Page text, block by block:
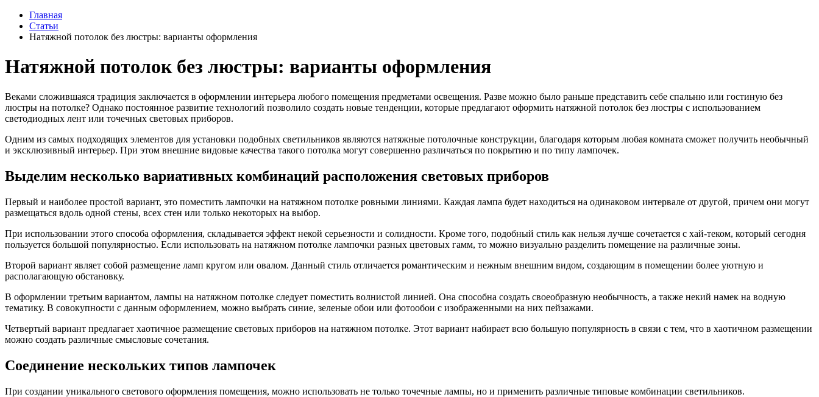
Главная
Статьи
Натяжной потолок без люстры: варианты оформления
Натяжной потолок без люстры: варианты оформления
Веками сложившаяся традиция заключается в оформлении интерьера любого помещения предметами освещения. Разве можно было раньше представить себе спальню или гостиную без
люстры на потолке? Однако постоянное развитие технологий позволило создать новые тенденции, которые предлагают оформить натяжной потолок без люстры с использованием
светодиодных лент или точечных световых приборов.
Одним из самых подходящих элементов для установки подобных светильников являются натяжные потолочные конструкции, благодаря которым любая комната сможет получить необычный
и эксклюзивный интерьер. При этом внешние видовые качества такого потолка могут совершенно различаться по покрытию и по типу лампочек.
Выделим несколько вариативных комбинаций расположения световых приборов
Первый и наиболее простой вариант, это поместить лампочки на натяжном потолке ровными линиями. Каждая лампа будет находиться на одинаковом интервале от другой, причем они могут
размещаться вдоль одной стены, всех стен или только некоторых на выбор.
При использовании этого способа оформления, складывается эффект некой серьезности и солидности. Кроме того, подобный стиль как нельзя лучше сочетается с хай-теком, который сегодня
пользуется большой популярностью. Если использовать на натяжном потолке лампочки разных цветовых гамм, то можно визуально разделить помещение на различные зоны.
Второй вариант являет собой размещение ламп кругом или овалом. Данный стиль отличается романтическим и нежным внешним видом, создающим в помещении более уютную и
располагающую обстановку.
В оформлении третьим вариантом, лампы на натяжном потолке следует поместить волнистой линией. Она способна создать своеобразную необычность, а также некий намек на водную
тематику. В совокупности с данным оформлением, можно выбрать синие, зеленые обои или фотообои с изображенными на них пейзажами.
Четвертый вариант предлагает хаотичное размещение световых приборов на натяжном потолке. Этот вариант набирает всю большую популярность в связи с тем, что в хаотичном размещении
можно создать различные смысловые сочетания.
Соединение нескольких типов лампочек
При создании уникального светового оформления помещения, можно использовать не только точечные лампы, но и применить различные типовые комбинации светильников.